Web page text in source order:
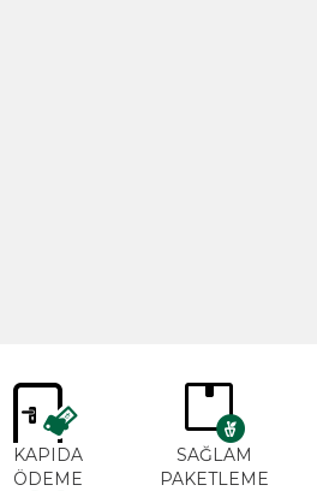
KAPIDA
ÖDEME
SAĞLAM
PAKETLEME